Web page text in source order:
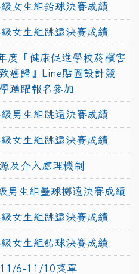
女生組鉛球決賽成績
女生組跳遠決賽成績
度「健康促進學校菸檳害
癌歸』Line貼圖設計競
踴躍報名參加
男生組跳遠決賽成績
女生組跳遠決賽成績
及介入處理機制
男生組壘球擲遠決賽成績
女生組跳遠決賽成績
女生組鉛球決賽成績
6-11/10菜單